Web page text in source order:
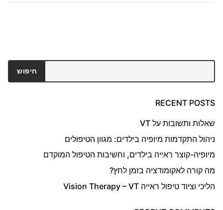
חיפוש
RECENT POSTS
שאלות ותשובות על VT
ניהול התקדמות מיופיה בילדים: מגוון הטיפולים
מיופיה-קוצר ראייה בילדים, וחשיבות הטיפול המוקדם
מה קורה לאקומודציה בזמן לחץ?
הליכי וציוד טיפול ראייה Vision Therapy – VT